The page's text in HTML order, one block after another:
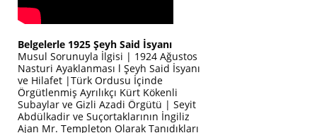
Belgelerle 1925 Şeyh Said İsyanı
Musul Sorunuyla İlgisi | 1924 Ağustos
Nasturi Ayaklanması l Şeyh Said İsyanı
ve Hilafet |Türk Ordusu İçinde
Örgütlenmiş Ayrılıkçı Kürt Kökenli
Subaylar ve Gizli Azadi Örgütü | Seyit
Abdülkadir ve Suçortaklarının İngiliz
Ajan Mr. Templeton Olarak Tanıdıkları